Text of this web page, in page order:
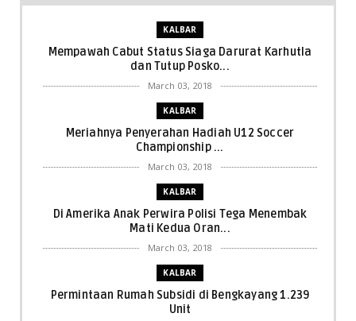
KALBAR
Mempawah Cabut Status Siaga Darurat Karhutla
dan Tutup Posko...
March 03, 2018
KALBAR
Meriahnya Penyerahan Hadiah U12 Soccer
Championship ...
March 03, 2018
KALBAR
Di Amerika Anak Perwira Polisi Tega Menembak
Mati Kedua Oran...
March 03, 2018
KALBAR
Permintaan Rumah Subsidi di Bengkayang 1.239
Unit